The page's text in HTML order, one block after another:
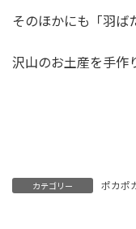
そのほかにも「羽ば
沢山のお土産を手作
カテゴリー ポカポ